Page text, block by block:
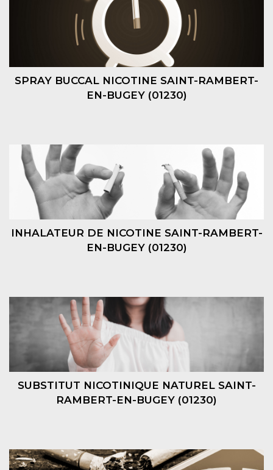
SPRAY BUCCAL NICOTINE SAINT-RAMBERT-
EN-BUGEY (01230)
INHALATEUR DE NICOTINE SAINT-RAMBERT-
EN-BUGEY (01230)
SUBSTITUT NICOTINIQUE NATUREL SAINT-
RAMBERT-EN-BUGEY (01230)